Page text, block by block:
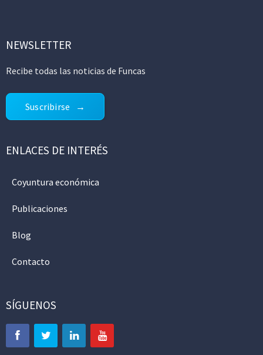
NEWSLETTER
Recibe todas las noticias de Funcas
Suscribirse
ENLACES DE INTERÉS
Coyuntura económica
Publicaciones
Blog
Contacto
SÍGUENOS